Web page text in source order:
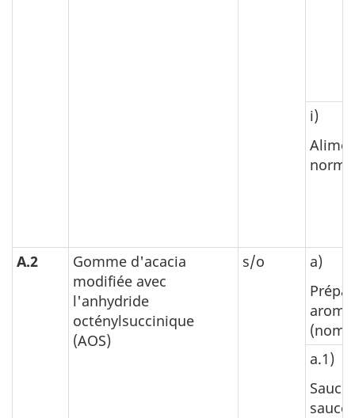
i)
A.2
Gomme d'acacia
modifiée avec
l'anhydride
octénylsuccinique
(AOS)
s/o
a)
(nom
a.1)